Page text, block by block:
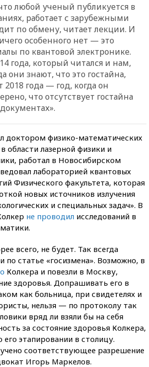
любой ученый публикуется в
работает с зарубежными
по обмену, читает лекции. И
особенного нет — это
по квантовой электронике.
года, который читался и нам,
они знают, что это гостайна,
года — год, когда он
что отсутствует гостайна
доктором физико-математических
области лазерной физики и
работал в Новосибирском
лабораторией квантовых
Физического факультета, которая
новых источников излучения
и специальных задач». В
не проводил исследований в
всего, не будет. Так всегда
по статье «госизмена». Возможно, в
Колкера и повезли в Москву,
здоровья. Допрашивать его в
как больница, при свидетелях и
нельзя — по протоколу так
вряд ли взяли бы на себя
за состояние здоровья Колкера,
этапировании в столицу.
соответствующее разрешение
Игорь Маркелов.